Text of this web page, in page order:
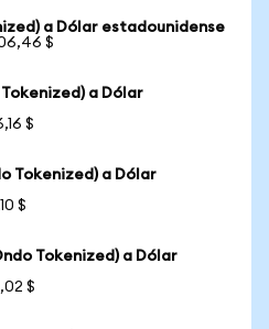
a Dólar estadounidense
$
a Dólar
$
Tokenized) a Dólar
$
Tokenized) a Dólar
$